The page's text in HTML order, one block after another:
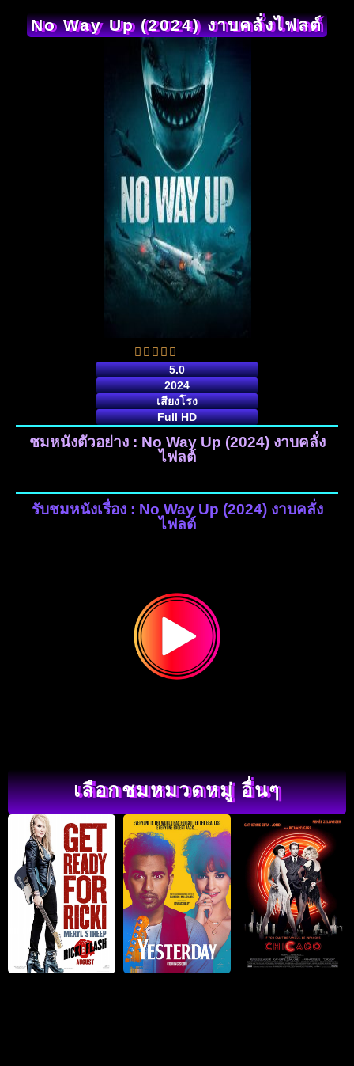
No Way Up (2024) งาบคลั่งไฟลต์
5.0
2024
เสียงโรง
Full HD
ชมหนังตัวอย่าง : No Way Up (2024) งาบคลั่ง
ไฟลต์
รับชมหนังเรื่อง : No Way Up (2024) งาบคลั่ง
ไฟลต์
เลือกชมหมวดหมู่ อื่นๆ